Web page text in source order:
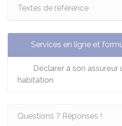
Textes de référence
Services en ligne et
Déclarer à son assureur
habitation
Questions ? Réponses !